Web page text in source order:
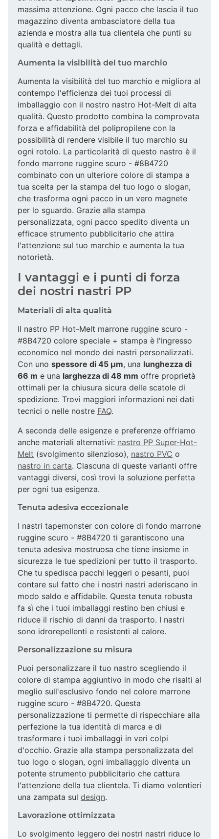
massima attenzione. Ogni pacco che lascia il tuo
magazzino diventa ambasciatore della tua
azienda e mostra alla tua clientela che punti su
qualità e dettagli.
Aumenta la visibilità del tuo marchio
Aumenta la visibilità del tuo marchio e migliora al
contempo l'efficienza dei tuoi processi di
imballaggio con il nostro nastro Hot-Melt di alta
qualità. Questo prodotto combina la comprovata
forza e affidabilità del polipropilene con la
possibilità di rendere visibile il tuo marchio su
ogni rotolo. La particolarità di questo nastro è il
fondo marrone ruggine scuro - #8B4720
combinato con un ulteriore colore di stampa a
tua scelta per la stampa del tuo logo o slogan,
che trasforma ogni pacco in un vero magnete
per lo sguardo. Grazie alla stampa
personalizzata, ogni pacco spedito diventa un
efficace strumento pubblicitario che attira
l'attenzione sul tuo marchio e aumenta la tua
notorietà.
I vantaggi e i punti di forza
dei nostri nastri PP
Materiali di alta qualità
Il nastro PP Hot-Melt marrone ruggine scuro -
#8B4720 colore speciale + stampa è l'ingresso
economico nel mondo dei nastri personalizzati.
Con uno spessore di 45 µm, una lunghezza di
66 m e una larghezza di 48 mm offre proprietà
ottimali per la chiusura sicura delle scatole di
spedizione. Trovi maggiori informazioni nei dati
tecnici o nelle nostre FAQ.
A seconda delle esigenze e preferenze offriamo
anche materiali alternativi: nastro PP Super-Hot-
Melt (svolgimento silenzioso), nastro PVC o
nastro in carta. Ciascuna di queste varianti offre
vantaggi diversi, così trovi la soluzione perfetta
per ogni tua esigenza.
Tenuta adesiva eccezionale
I nastri tapemonster con colore di fondo marrone
ruggine scuro - #8B4720 ti garantiscono una
tenuta adesiva mostruosa che tiene insieme in
sicurezza le tue spedizioni per tutto il trasporto.
Che tu spedisca pacchi leggeri o pesanti, puoi
contare sul fatto che i nostri nastri aderiscano in
modo saldo e affidabile. Questa tenuta robusta
fa sì che i tuoi imballaggi restino ben chiusi e
riduce il rischio di danni da trasporto. I nastri
sono idrorepellenti e resistenti al calore.
Personalizzazione su misura
Puoi personalizzare il tuo nastro scegliendo il
colore di stampa aggiuntivo in modo che risalti al
meglio sull'esclusivo fondo nel colore marrone
ruggine scuro - #8B4720. Questa
personalizzazione ti permette di rispecchiare alla
perfezione la tua identità di marca e di
trasformare i tuoi imballaggi in veri colpi
d'occhio. Grazie alla stampa personalizzata del
tuo logo o slogan, ogni imballaggio diventa un
potente strumento pubblicitario che cattura
l'attenzione della tua clientela. Ti diamo volentieri
una zampata sul design.
Lavorazione ottimizzata
Lo svolgimento leggero dei nostri nastri riduce lo